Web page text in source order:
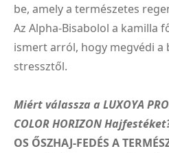
be, amely a természetes
Az Alpha-Bisabolol a kamilla
ismert arról, hogy megvédi
stressztől.
Miért válassza a LUXOYA
COLOR HORIZON
OS ŐSZHAJ-FEDÉS A